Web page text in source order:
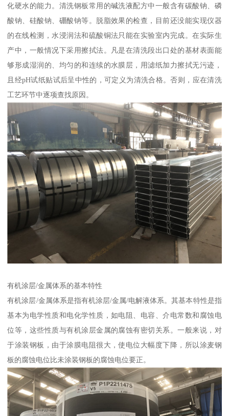
化硬水的能力。清洗钢板常用的碱洗液配方中一般含有碳酸钠、磷
酸钠、硅酸钠、硼酸钠等。脱脂效果的检查，目前还没能实现仪器
的在线检测，水浸润法和硫酸铜法只能在实验室内完成。在实际生
产中，一般情况下采用擦拭法。凡是在清洗段出口处的基材表面能
够形成湿润的、均匀的和连续的水膜层，用滤纸加力擦拭无污迹，
且经pH试纸贴试后呈中性的，可定义为清洗合格。否则，应在清洗
工艺环节中逐项查找原因。
有机涂层/金属体系的基本特性
有机涂层/金属体系是指有机涂层/金属/电解液体系。其基本特性是指
基本为电学性质和电化学性质，如电阻、电容、介电常数和腐蚀电
位等，这些性质与有机涂层金属的腐蚀有密切关系。一般来说，对
于涂装钢板，由于涂膜电阻很大，使电位大幅度下降，所以涂麦钢
板的腐蚀电位比未涂装钢板的腐蚀电位要正。